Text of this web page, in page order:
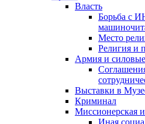
Власть
Борьба с
Место
Религия и
Армия и
Выставки в
Криминал
Миссионерская и
Иная